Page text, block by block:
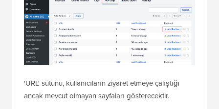
görmek için 24 saate kadar beklemeniz gerekebilir.